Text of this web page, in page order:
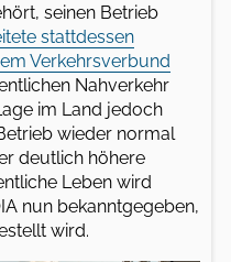
seinen Betrieb
stattdessen
Verkehrsverbund
Nahverkehr
im Land jedoch
wieder normal
deutlich höhere
Leben wird
nun bekanntgegeben,
wird.